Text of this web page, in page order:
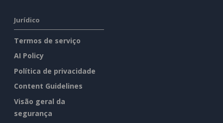
Jurídico
Termos de serviço
AI Policy
Política de privacidade
Content Guidelines
Visão geral da
segurança